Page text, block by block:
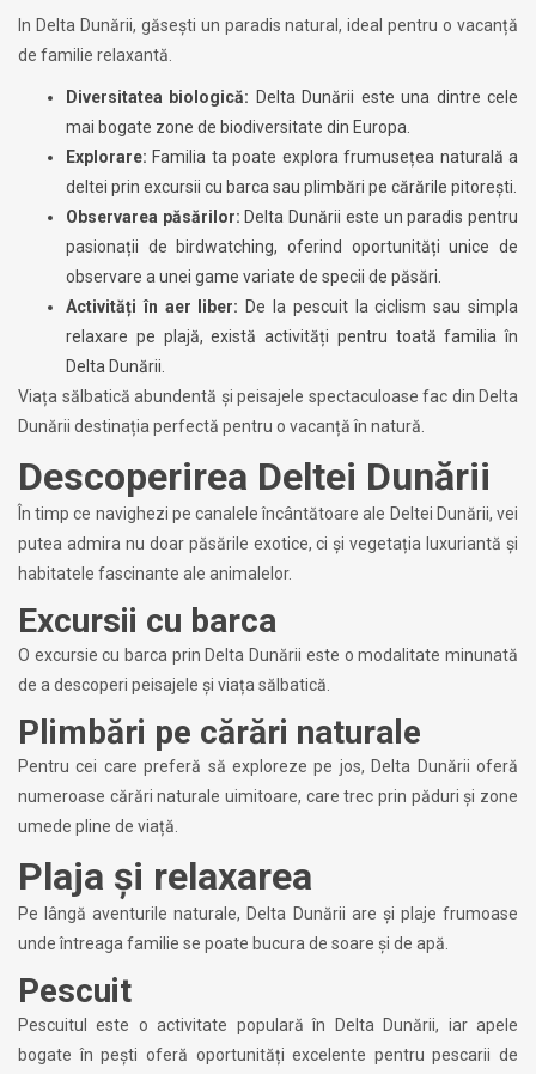
In Delta Dunării, găsești un paradis natural, ideal pentru o vacanță
de familie relaxantă.
Diversitatea biologică: Delta Dunării este una dintre cele
mai bogate zone de biodiversitate din Europa.
Explorare: Familia ta poate explora frumusețea naturală a
deltei prin excursii cu barca sau plimbări pe cărările pitorești.
Observarea păsărilor: Delta Dunării este un paradis pentru
pasionații de birdwatching, oferind oportunități unice de
observare a unei game variate de specii de păsări.
Activități în aer liber: De la pescuit la ciclism sau simpla
relaxare pe plajă, există activități pentru toată familia în
Delta Dunării.
Viața sălbatică abundentă și peisajele spectaculoase fac din Delta
Dunării destinația perfectă pentru o vacanță în natură.
Descoperirea Deltei Dunării
În timp ce navighezi pe canalele încântătoare ale Deltei Dunării, vei
putea admira nu doar păsările exotice, ci și vegetația luxuriantă și
habitatele fascinante ale animalelor.
Excursii cu barca
O excursie cu barca prin Delta Dunării este o modalitate minunată
de a descoperi peisajele și viața sălbatică.
Plimbări pe cărări naturale
Pentru cei care preferă să exploreze pe jos, Delta Dunării oferă
numeroase cărări naturale uimitoare, care trec prin păduri și zone
umede pline de viață.
Plaja și relaxarea
Pe lângă aventurile naturale, Delta Dunării are și plaje frumoase
unde întreaga familie se poate bucura de soare și de apă.
Pescuit
Pescuitul este o activitate populară în Delta Dunării, iar apele
bogate în pești oferă oportunități excelente pentru pescarii de